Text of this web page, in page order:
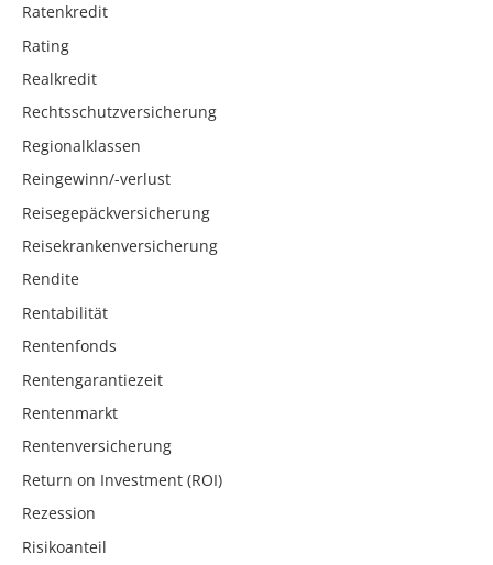
Ratenkredit
Rating
Realkredit
Rechtsschutzversicherung
Regionalklassen
Reingewinn/-verlust
Reisegepäckversicherung
Reisekrankenversicherung
Rendite
Rentabilität
Rentenfonds
Rentengarantiezeit
Rentenmarkt
Rentenversicherung
Return on Investment (ROI)
Rezession
Risikoanteil